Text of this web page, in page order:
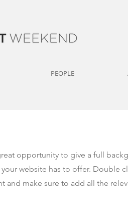
PEOPLE
opportunity to give a full
website has to offer. Double
and make sure to add all the